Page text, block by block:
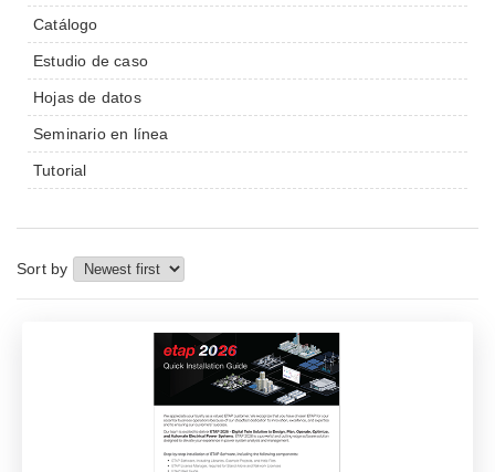
Catálogo
Estudio de caso
Hojas de datos
Seminario en línea
Tutorial
Sort by